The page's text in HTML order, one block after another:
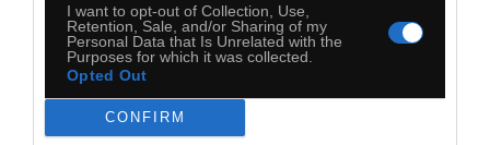
I want to opt-out of Collection, Use,
Retention, Sale, and/or Sharing of my
Personal Data that Is Unrelated with the
Purposes for which it was collected.
Opted Out
CONFIRM
Dodaj do ulubionych